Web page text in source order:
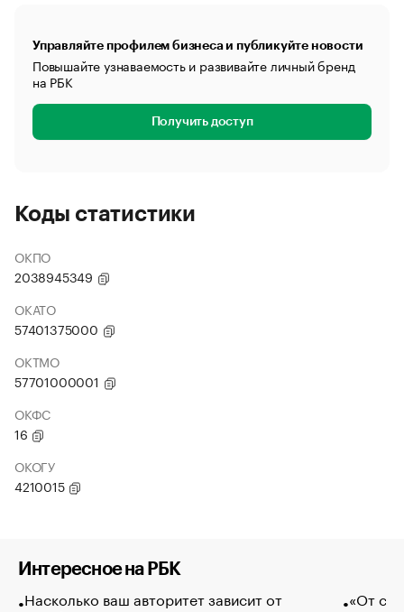
Управляйте профилем бизнеса и публикуйте новости
Повышайте узнаваемость и развивайте личный бренд
на РБК
Получить доступ
Коды статистики
ОКПО
2038945349
ОКАТО
57401375000
ОКТМО
57701000001
ОКФС
16
ОКОГУ
4210015
Интересное на РБК
Насколько ваш авторитет зависит от
«От